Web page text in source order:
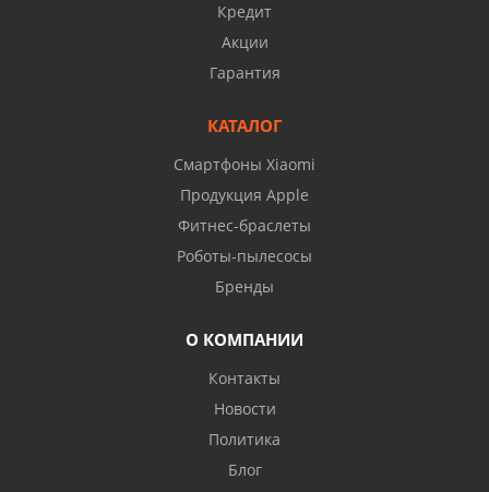
Кредит
Акции
Гарантия
КАТАЛОГ
Смартфоны Xiaomi
Продукция Apple
Фитнес-браслеты
Роботы-пылесосы
Бренды
О КОМПАНИИ
Контакты
Новости
Политика
Блог